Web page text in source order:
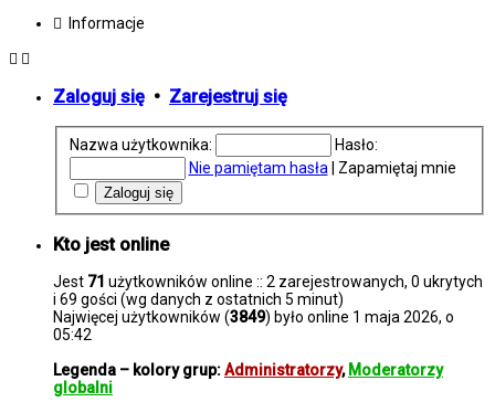
Informacje
Zaloguj się • Zarejestruj się
Nazwa użytkownika:
Hasło:
Nie pamiętam hasła
Zapamiętaj mnie
Kto jest online
Jest 71 użytkowników online :: 2 zarejestrowanych, 0 ukrytych
i 69 gości (wg danych z ostatnich 5 minut)
Najwięcej użytkowników (3849) było online 1 maja 2026, o
05:42
Legenda – kolory grup:Administratorzy, Moderatorzy
globalni